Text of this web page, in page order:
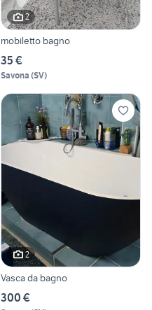
2
mobiletto bagno
35 €
Savona (SV)
2
Vasca da bagno
300 €